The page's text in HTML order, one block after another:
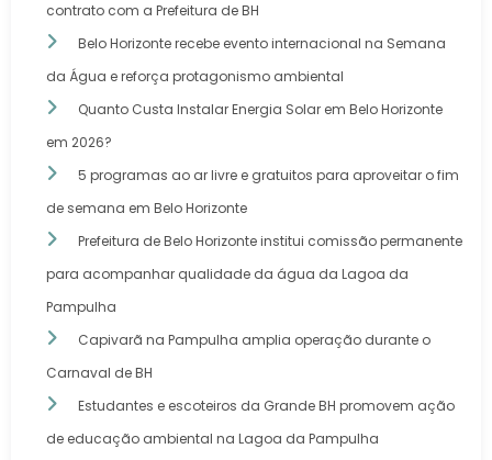
contrato com a Prefeitura de BH
Belo Horizonte recebe evento internacional na Semana
da Água e reforça protagonismo ambiental
Quanto Custa Instalar Energia Solar em Belo Horizonte
em 2026?
5 programas ao ar livre e gratuitos para aproveitar o fim
de semana em Belo Horizonte
Prefeitura de Belo Horizonte institui comissão permanente
para acompanhar qualidade da água da Lagoa da
Pampulha
Capivarã na Pampulha amplia operação durante o
Carnaval de BH
Estudantes e escoteiros da Grande BH promovem ação
de educação ambiental na Lagoa da Pampulha